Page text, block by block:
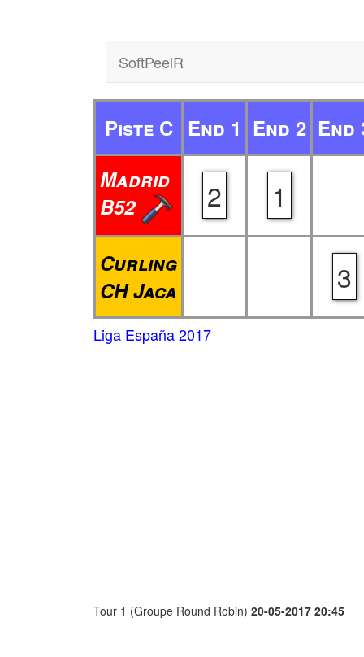
SoftPeelR
Piste C End 1 End 2 End
Madrid
B52
2 1
Curling
CH Jaca
3
Liga España 2017
Tour 1 (Groupe Round Robin) 20-05-2017 20:45